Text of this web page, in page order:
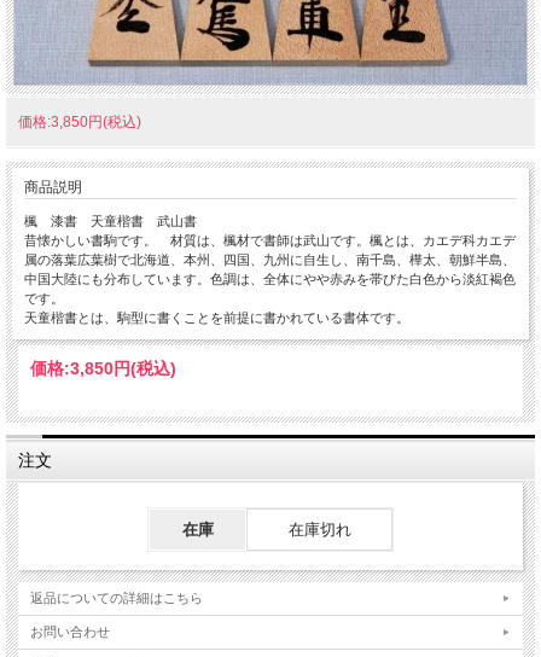
価格:3,850円(税込)
商品説明
楓 漆書 天童楷書 武山書
昔懐かしい書駒です。 材質は、楓材で書師は武山です。楓とは、カエデ科カエデ
属の落葉広葉樹で北海道、本州、四国、九州に自生し、南千島、樺太、朝鮮半島、
中国大陸にも分布しています。色調は、全体にやや赤みを帯びた白色から淡紅褐色
です。
天童楷書とは、駒型に書くことを前提に書かれている書体です。
価格:3,850円(税込)
注文
在庫 在庫切れ
返品についての詳細はこちら
お問い合わせ